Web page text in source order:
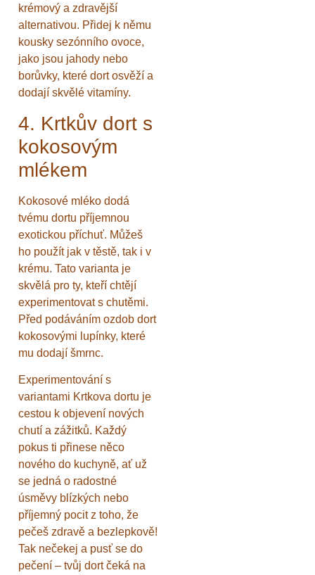
krémový a zdravější
alternativou. Přidej k němu
kousky sezónního ovoce,
jako jsou jahody nebo
borůvky, které dort osvěží a
dodají skvělé vitamíny.
4. Krtkův dort s
kokosovým
mlékem
Kokosové mléko dodá
tvému dortu příjemnou
exotickou příchuť. Můžeš
ho použít jak v těstě, tak i v
krému. Tato varianta je
skvělá pro ty, kteří chtějí
experimentovat s chutěmi.
Před podáváním ozdob dort
kokosovými lupínky, které
mu dodají šmrnc.
Experimentování s
variantami Krtkova dortu je
cestou k objevení nových
chutí a zážitků. Každý
pokus ti přinese něco
nového do kuchyně, ať už
se jedná o radostné
úsměvy blízkých nebo
příjemný pocit z toho, že
pečeš zdravě a bezlepkově!
Tak nečekej a pusť se do
pečení – tvůj dort čeká na